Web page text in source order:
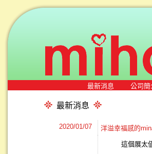
最新消息 公司簡
最新消息
2020/01/07 洋溢幸福感的
這個展太